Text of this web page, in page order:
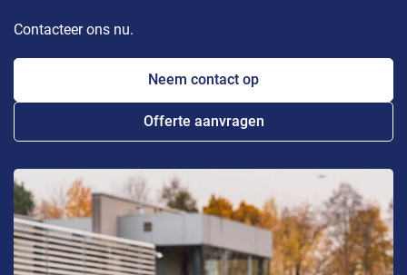
Contacteer ons nu.
Neem contact op
Offerte aanvragen